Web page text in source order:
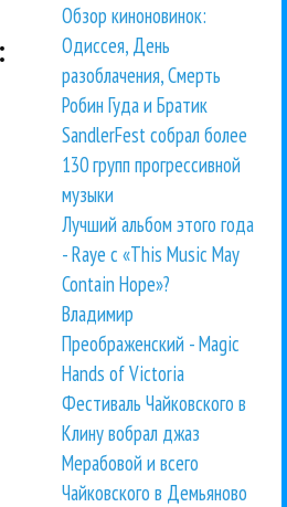
Обзор киноновинок:
Одиссея, День
разоблачения, Смерть
Робин Гуда и Братик
SandlerFest собрал более
130 групп прогрессивной
музыки
Лучший альбом этого года
- Raye с «This Music May
Contain Hope»?
Владимир
Преображенский - Magic
Hands of Victoria
Фестиваль Чайковского в
Клину вобрал джаз
Мерабовой и всего
Чайковского в Демьяново